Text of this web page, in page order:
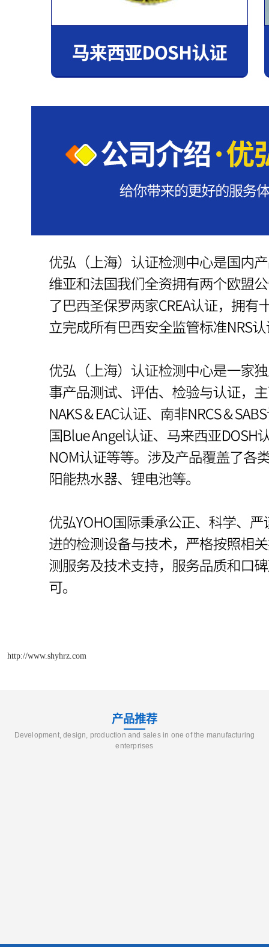
http://www.shyhrz.com
产品推荐
Development, design, production and sales in one of the manufacturing
enterprises